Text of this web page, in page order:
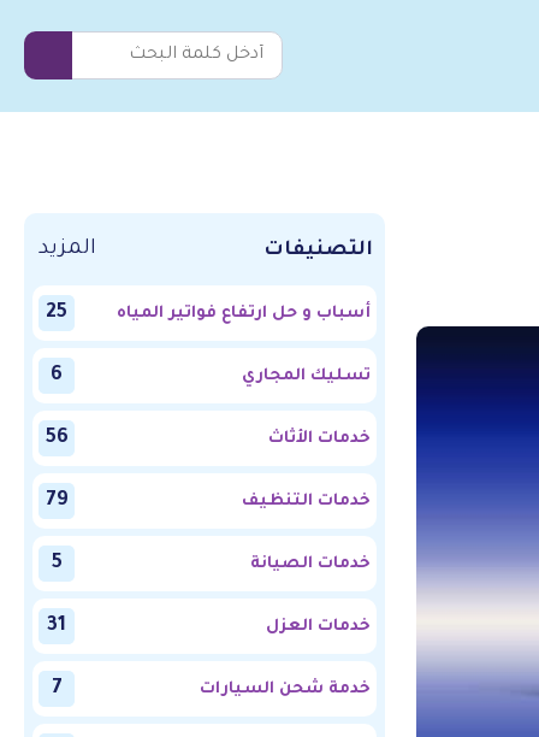
التصنيفات المزيد
أسباب و حل ارتفاع فواتير المياه 25
تسليك المجاري 6
خدمات الأثاث 56
خدمات التنظيف 79
خدمات الصيانة 5
خدمات العزل 31
خدمة شحن السيارات 7